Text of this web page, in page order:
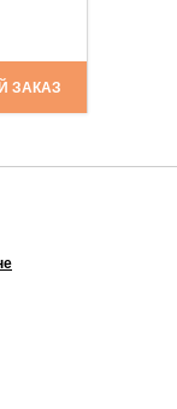
ЗАКАЗ